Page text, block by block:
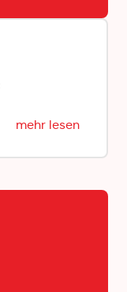
mehr lesen